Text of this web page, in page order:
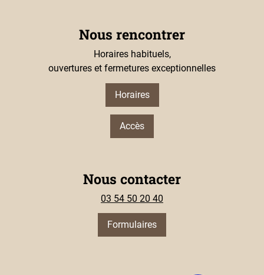
Nous rencontrer
Horaires habituels,
ouvertures et fermetures exceptionnelles
Horaires
Accès
Nous contacter
03 54 50 20 40
Formulaires